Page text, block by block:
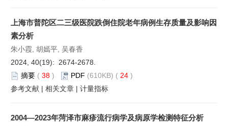
上海市普陀区二三级医院跌倒住院老年病例生存质量及影响因
素分析
朱小霞, 胡嫣平, 吴春香
2024, 40(19): 2674-2678.
摘要 ( 38 ) PDF (610KB) ( 24 )
参考文献 | 相关文章 | 计量指标
2004—2023年菏泽市麻疹流行病学及病原学检测特征分析